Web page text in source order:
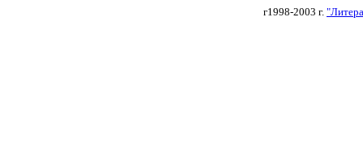
г1998-2003 г.